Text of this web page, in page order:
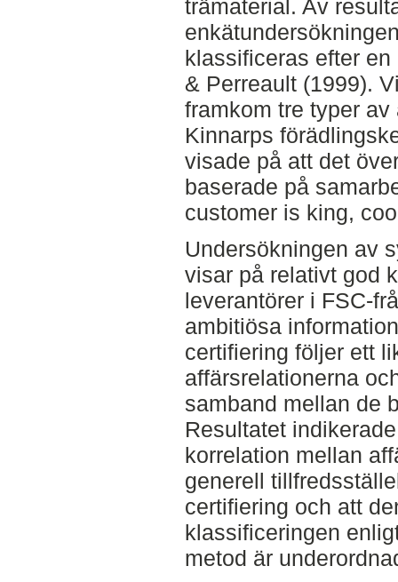
trämaterial. Av
klassificeras efter
& Perreault (1999).
framkom tre typer
Kinnarps
visade på att det
baserade på
customer is king,
Undersökningen av
visar på relativt god
leverantörer i FSC-
ambitiösa
certifiering följer ett
affärsrelationerna
samband mellan de
Resultatet
korrelation mellan
generell
certifiering och att
klassificeringen
metod är